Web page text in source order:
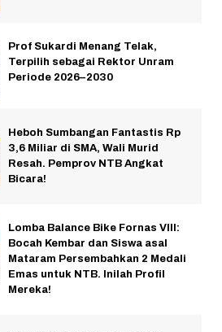
Prof Sukardi Menang Telak,
Terpilih sebagai Rektor Unram
Periode 2026–2030
Heboh Sumbangan Fantastis Rp
3,6 Miliar di SMA, Wali Murid
Resah. Pemprov NTB Angkat
Bicara!
Lomba Balance Bike Fornas VIII:
Bocah Kembar dan Siswa asal
Mataram Persembahkan 2 Medali
Emas untuk NTB. Inilah Profil
Mereka!